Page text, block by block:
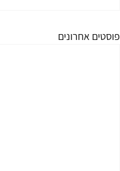
פוסטים אחרונים